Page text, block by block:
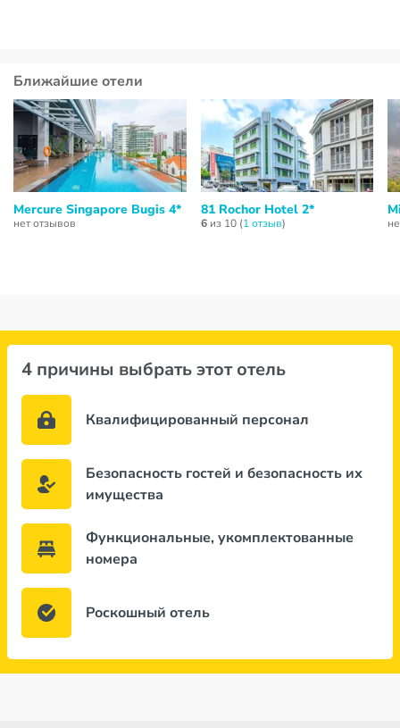
Ближайшие отели
Mercure Singapore Bugis 4*
нет отзывов
81 Rochor Hotel 2*
6из 10 (1 отзыв)
4 причины выбрать этот отель
Квалифицированный персонал
Безопасность гостей и безопасность их
имущества
Функциональные, укомплектованные
номера
Роскошный отель